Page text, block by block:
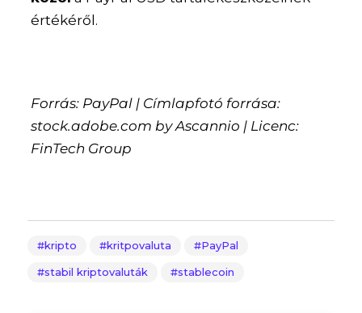
értékéről.
Forrás: PayPal | Címlapfotó forrása:
stock.adobe.com byAscannio | Licenc:
FinTech Group
kripto kritpovaluta PayPal
stabil kriptovaluták stablecoin